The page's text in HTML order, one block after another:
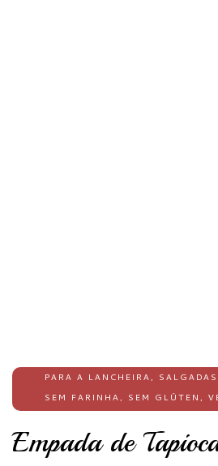
PARA A LANCHEIRA, SALGADAS
SEM FARINHA, SEM GLÚTEN,
Empada de